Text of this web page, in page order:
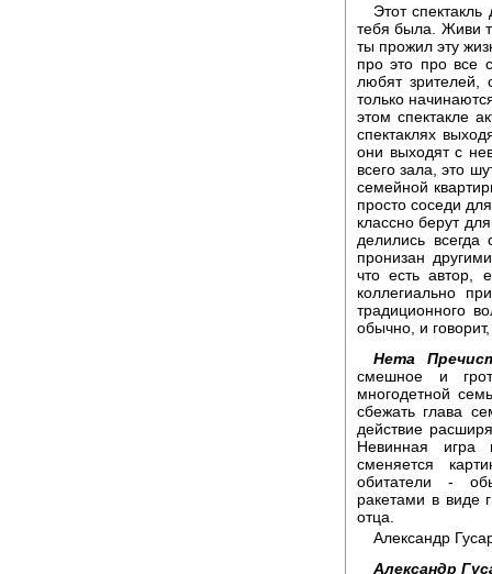
Этот
тебя была. Живи
ты прожил эту
про это про все
любят зрителей,
только
этом спектакле
спектаклях
они выходят с
всего зала, это
семейной
просто соседи
классно берут
делились
пронизан
что есть автор,
коллегиально
традиционного
обычно, и
Нета
смешное и
многодетной
сбежать глава
действие
Невинная игра
сменяется
обитатели -
ракетами в виде
отца.
Александр
Александр